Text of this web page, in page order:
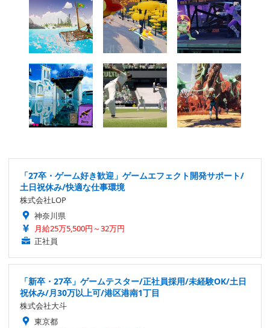
「27卒・ゲーム好き歓迎」ゲームエフェクト開発サポート/
土日祝休み/快適な仕事環境
株式会社LOP
神奈川県
月給25万5,500円～32万円
正社員
「新卒・27卒」ゲームテスター/正社員採用/未経験OK/土日
祝休み/月30万以上可/港区港南1丁目
株式会社大斗
東京都